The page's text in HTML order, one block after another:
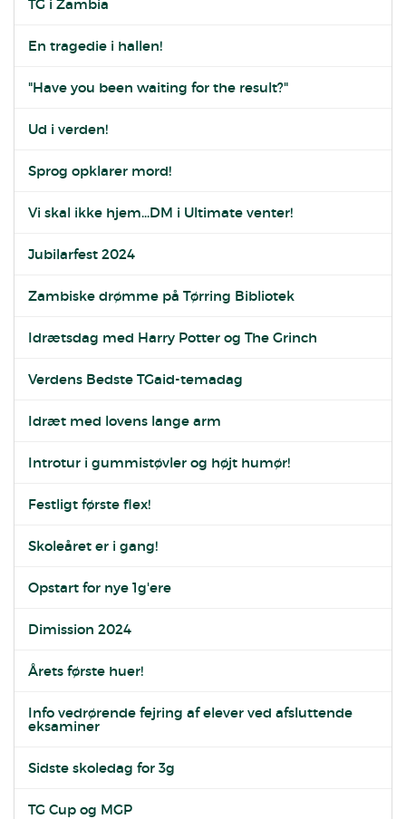
TG i Zambia
En tragedie i hallen!
"Have you been waiting for the result?"
Ud i verden!
Sprog opklarer mord!
Vi skal ikke hjem...DM i Ultimate venter!
Jubilarfest 2024
Zambiske drømme på Tørring Bibliotek
Idrætsdag med Harry Potter og The Grinch
Verdens Bedste TGaid-temadag
Idræt med lovens lange arm
Introtur i gummistøvler og højt humør!
Festligt første flex!
Skoleåret er i gang!
Opstart for nye 1g'ere
Dimission 2024
Årets første huer!
Info vedrørende fejring af elever ved afsluttende
eksaminer
Sidste skoledag for 3g
TG Cup og MGP